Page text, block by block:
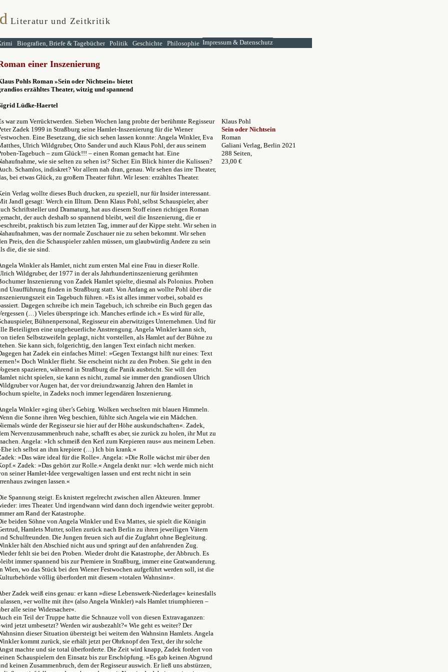
Literatur und Zeitkritik
Biografien, Briefe & Tagebücher Politik Geschichte Philosophie Impressum & Datenschutz
einer Inszenierung
Pohls Roman »Sein oder Nichtsein« bietet
erzähltes Theater, witzig und spannend
Lüdke-Haertel
war zum Verrücktwerden. Sieben Wochen lang probte der berühmte Regisseur
Zadek 1999 in Straßburg seine Hamlet-Inszenierung für die Wiener
Eine Besetzung, die sich sehen lassen konnte: Angela Winkler, Eva
Ulrich Wildgruber, Otto Sander und auch Klaus Pohl, der aus seinem
Tagebuch – zum Glück!!! – einen Roman gemacht hat. Eine
wie sie selten zu sehen ist? Sicher. Ein Blick hinter die Kulissen?
Schamlos, indiskret? Vor allem nah dran, genau. Wir sehen das irre Theater,
bei etwas Glück, zu großem Theater führt. Wir lesen: erzähltes Theater.
Verlag wollte dieses Buch drucken, zu speziell, nur für Insider interessant.
Jandl gesagt: Werch ein Illtum. Denn Klaus Pohl, selbst Schauspieler, aber
Schriftsteller und Dramaturg, hat aus diesem Stoff einen richtigen Roman
der auch deshalb so spannend bleibt, weil die Inszenierung, die er
praktisch bis zum letzten Tag, immer auf der Kippe steht. Wir sehen in
was der normale Zuschauer nie zu sehen bekommt. Wir sehen
Preis, den die Schauspieler zahlen müssen, um glaubwürdig Andere zu sein
die, die sie sind.
Winkler als Hamlet, nicht zum ersten Mal eine Frau in dieser Rolle.
Wildgruber, der 1977 in der als Jahrhundertinszenierung gerühmten
Inszenierung von Zadek Hamlet spielte, diesmal als Polonius. Proben
Uraufführung finden in Straßburg statt. Von Anfang an wollte Pohl über die
ein Tagebuch führen. »Es ist alles immer vorbei, sobald es
Dagegen schreibe ich mein Tagebuch, ich schreibe ein Buch gegen das
(…) Vieles überspringe ich. Manches erfinde ich.« Es wird für alle,
Bühnenpersonal, Regisseur ein aberwitziges Unternehmen. Und für
Beteiligten eine ungeheuerliche Anstrengung. Angela Winkler kann sich,
tiefen Selbstzweifeln geplagt, nicht vorstellen, als Hamlet auf der Bühne zu
Sie kann sich, folgerichtig, den langen Text einfach nicht merken.
hat Zadek ein einfaches Mittel: »Gegen Textangst hilft nur eines: Text
Doch Winkler flieht. Sie erscheint nicht zu den Proben. Sie geht in den
spazieren, während in Straßburg die Panik ausbricht. Sie will den
nicht spielen, sie kann es nicht, zumal sie immer den grandiosen Ulrich
vor Augen hat, der vor dreiundzwanzig Jahren den Hamlet in
spielte, in Zadeks noch immer legendären Inszenierung.
Winkler »ging über’s Gebirg. Wolken wechselten mit blauen Himmeln.
die Sonne ihren Weg beschien, fühlte sich Angela wie ein Mädchen.
würde der Regisseur sie hier auf der Höhe auskundschaften«. Zadek,
Nervenzusammenbruch nahe, schafft es aber, sie zurück zu holen, ihr Mut zu
Angela: »Ich schmeiß den Kerl zum Krepieren raus« aus meinem Leben.
ich selbst an ihm krepiere (…) Ich bin krank.«
»Das wäre ideal für die Rolle«. Angela: »Die Rolle wächst mir über den
Zadek: »Das gehört zur Rolle.« Angela denkt nur: »Ich werde mich nicht
seiner Hamlet-Idee vergewaltigen lassen und erst recht nicht in sein
zwingen lassen.«
Spannung steigt. Es knistert regelrecht zwischen allen Akteuren. Immer
irres Theater. Und irgendwann wird dann doch irgendwie weiter geprobt.
am Rand der Katastrophe.
beiden Söhne von Angela Winkler und Eva Mattes, sie spielt die Königin
Hamlets Mutter, sollen zurück nach Berlin zu ihren jeweiligen Vätern
Schulfreunden. Die Jungen freuen sich auf die Zugfahrt ohne Begleitung.
hält den Abschied nicht aus und springt auf den anfahrenden Zug.
fehlt sie bei den Proben. Wieder droht die Katastrophe, der Abbruch. Es
immer spannend bis zur Premiere in Straßburg, immer eine Gratwanderung.
Wien, wo das Stück bei den Wiener Festwochen aufgeführt werden soll, ist die
völlig überfordert mit diesem »totalen Wahnsinn«.
Zadek weiß eins genau: er kann »diese Lebenswerk-Niederlage« keinesfalls
»er wollte mit ihr« (also Angela Winkler) »als Hamlet triumphieren –
alle seine Widersacher«.
ein Teil der Truppe hatte die Schnauze voll von diesen Extravaganzen:
jetzt umbesetzt? Werden wir ausbezahlt?« Wie geht es weiter? Der
dieser Situation übersteigt bei weitem den Wahnsinn Hamlets. Angela
kommt zurück, sie erhält jetzt per Ohrknopf den Text, der ihr solche
machte und sie total überforderte. Die Zeit wird knapp, Zadek fordert von
Schauspielern den Einsatz bis zur Erschöpfung. »Es gab keinen Abgrund
keinen Zusammenbruch, dem der Regisseur auswich. Er ließ uns abstürzen,
Klaus Pohl
Sein oder Nichtsein
Roman
Galiani Verlag, Berlin 2021
288 Seiten,
23,00 €